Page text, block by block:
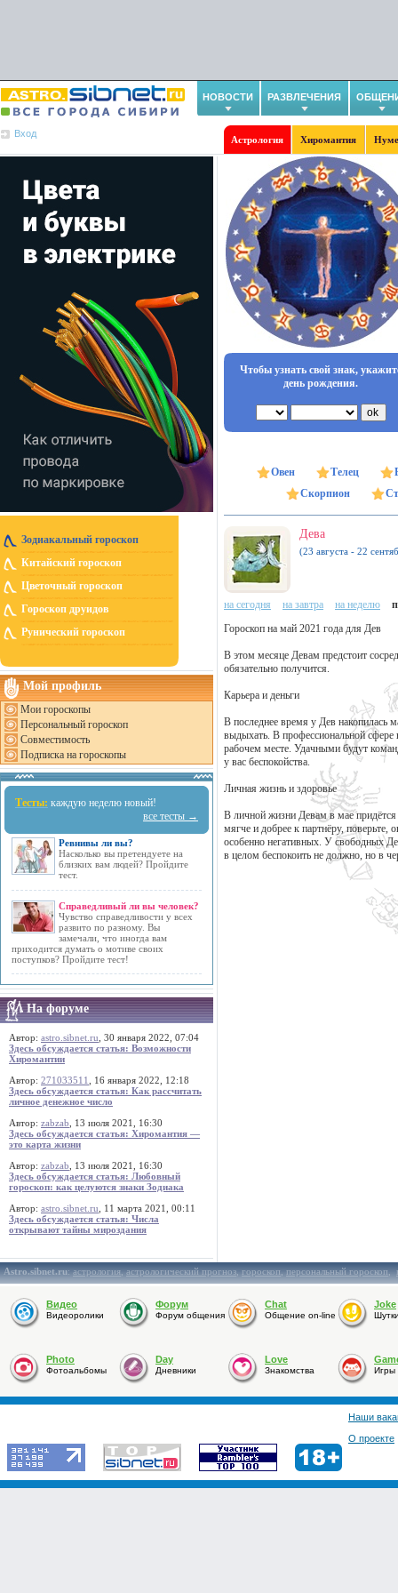
НОВОСТИ РАЗВЛЕЧЕНИЯ
Вход
Астрология Хиромантия
Зодиакальный гороскоп
Китайский гороскоп
Цветочный гороскоп
Гороскоп друидов
Рунический гороскоп
Мой профиль
Мои гороскопы
Персональный гороскоп
Совместимость
Подписка на гороскопы
Тесты: каждую неделю новый!
все тесты →
Ревнивы ли вы?
Насколько вы претендуете на
близких вам людей? Пройдите
тест.
Справедливый ли вы человек?
Чувство справедливости у всех
развито по разному. Вы
замечали, что иногда вам
приходится думать о мотиве своих
поступков? Пройдите тест!
На форуме
Автор: astro.sibnet.ru , 30 января 2022, 07:04
Здесь обсуждается статья: Возможности
Хиромантии
Автор: 271033511
, 16 января 2022, 12:18
Здесь обсуждается статья: Как рассчитать
личное денежное число
Автор: zabzab , 13 июля 2021, 16:30
Здесь обсуждается статья: Хиромантия —
это карта жизни
Автор: zabzab , 13 июля 2021, 16:30
Здесь обсуждается статья: Любовный
гороскоп: как целуются знаки Зодиака
Автор: astro.sibnet.ru , 11 марта 2021, 00:11
Здесь обсуждается статья: Числа
открывают тайны мироздания
Чтобы узнать свой знак,
день рождения.
Овен Телец
Скорпион
Дева
(23 августа - 22
на сегодня на завтра на неделю
Гороскоп на май 2021 года для Дев
В этом месяце Девам предстоит
обязательно получится.
Карьера и деньги
В последнее время у Дев накопилась
выдыхать. В профессиональной сфере
рабочем месте. Удачными будут
у вас беспокойства.
Личная жизнь и здоровье
В личной жизни Девам в мае придётся
мягче и добрее к партнёру, поверьте,
особенно негативных. У свободных
в целом беспокоить не должно, но в
Astro.sibnet.ru:астрология,астрологический прогноз,гороскоп,персональный гороскоп,
Видео
Видеоролики
Форум
Форум общения
Chat
Общение on-line
Joke
Photo
Фотоальбомы
Day
Дневники
Love
Знакомства Игры
Наши
О проекте